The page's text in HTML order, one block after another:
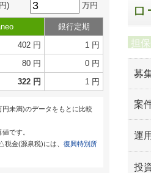
) 万円
銀行定期
402 円
1 円
80 円
0 円
322 円 1 円
未満)のデータをもとに比較
です。
金(源泉税)には、 復興特別所
担
募
案
運
投